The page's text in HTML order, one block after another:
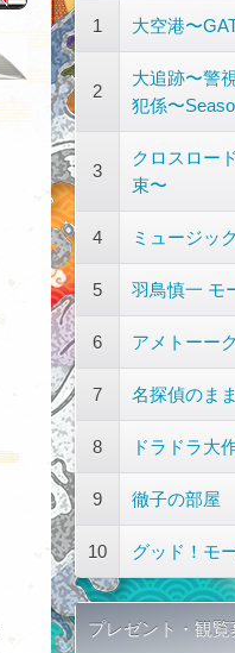
1 大空港〜
2
大追跡〜警
犯係〜
3
クロスロー
束〜
4 ミュージッ
5 羽鳥慎一 モ
6 アメトーー
7 名探偵のま
8 ドラドラ大
9 徹子の部屋
10 グッド！モ
プレゼント・観覧